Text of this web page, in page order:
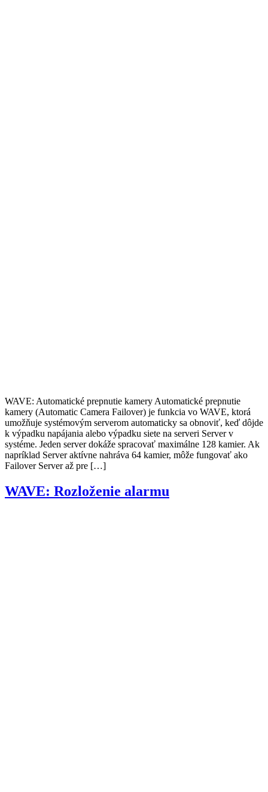
WAVE: Automatické prepnutie kamery Automatické prepnutie
kamery (Automatic Camera Failover) je funkcia vo WAVE, ktorá
umožňuje systémovým serverom automaticky sa obnoviť, keď dôjde
k výpadku napájania alebo výpadku siete na serveri Server v
systéme. Jeden server dokáže spracovať maximálne 128 kamier. Ak
napríklad Server aktívne nahráva 64 kamier, môže fungovať ako
Failover Server až pre […]
WAVE: Rozloženie alarmu